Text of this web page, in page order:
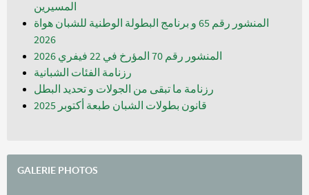
المسيرين
المنشور رقم 65 و برنامج البطولة الوطنية للشبان هواة
المنشور رقم 70 المؤرخ في 22 فيفري 2026
رزنامة الفئات الشبانية
رزنامة ما تبقى من الجولات و تحديد البطل
قانون بطولات الشبان طبعة أكتوبر 2025
GALERIE PHOTOS